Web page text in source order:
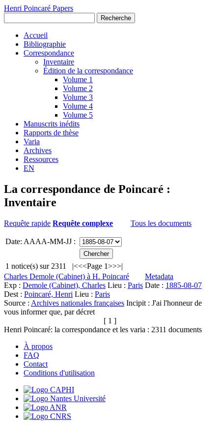
Henri Poincaré Papers
Recherche
Accueil
Bibliographie
Correspondance
Inventaire
Édition de la correspondance
Volume 1
Volume 2
Volume 3
Volume 4
Volume 5
Manuscrits inédits
Rapports de thèse
Varia
Archives
Ressources
EN
La correspondance de Poincaré :
Inventaire
Requête rapide Requête complexe Tous les documents
Date: AAAA-MM-JJ :
1 notice(s) sur 2311 |<<<Page 1>>>|
Charles Demole (Cabinet) à H. Poincaré
Metadata
Exp : Demole (Cabinet), Charles Lieu : Paris Date : 1885-08-07
Dest : Poincaré, Henri Lieu : Paris
Source : Archives nationales françaises Incipit : J'ai l'honneur de
vous informer que, par décret
[ 1 ]
Henri Poincaré: la correspondance et les varia : 2311 documents
À propos
FAQ
Contact
Conditions d'utilisation